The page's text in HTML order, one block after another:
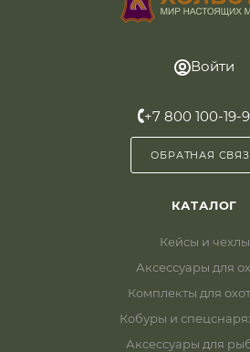
Войти
+7 800 100-19-
ОБРАТНАЯ
КАТАЛОГ
Кейсы и чехлы
Аксессуары для
Комплекты для
Кобуры и
Аксессуары для